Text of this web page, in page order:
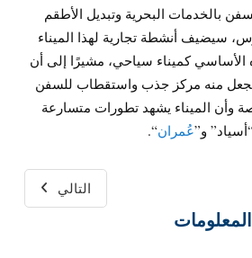
بالخدمات البحرية وتبديل الأطقم
سيضيف أنشطة تجارية لهذا الميناء
الأساسي كميناء سياحي، مشيرًا إلى أن
ستجعل منه مركز جذب واستقطاب للسفن
وأن الميناء يشهد تطورات متسارعة
و”عُمران“.
التالي